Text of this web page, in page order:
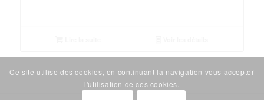
Ce site utilise des cookies, en continuant la navigation vous accepter
l'utilisation de ces cookies.